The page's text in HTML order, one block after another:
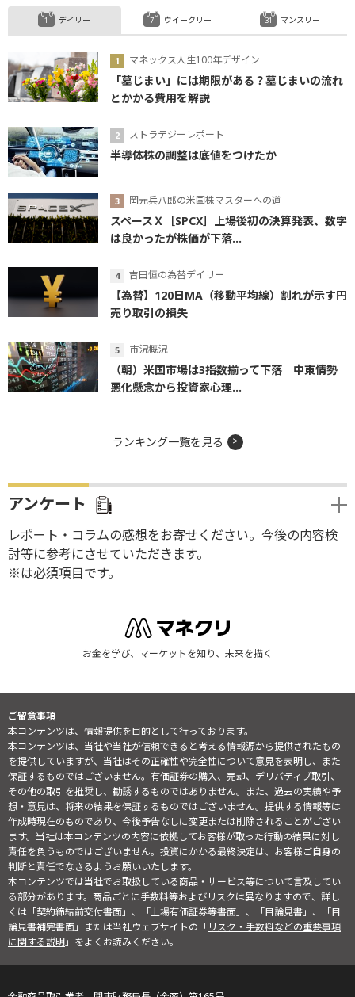
デイリー
マネックス人生100年デザイン
「墓じまい」には期限がある？墓じまいの流れ
とかかる費用を解説
ストラテジーレポート
半導体株の調整は底値をつけたか
岡元兵八郎の米国株マスターへの道
スペースＸ［SPCX］上場後初の決算発表、数字
は良かったが株価が下落...
吉田恒の為替デイリー
【為替】120日MA（移動平均線）割れが示す円
売り取引の損失
市況概況
（朝）米国市場は3指数揃って下落 中東情勢
悪化懸念から投資家心理...
ウイークリー マンスリー
ランキング一覧を見る
アンケート
レポート・コラムの感想をお寄せください。今後の内容検
討等に参考にさせていただきます。
※は必須項目です。
お金を学び、マーケットを知り、未来を描く
ご留意事項
本コンテンツは、情報提供を目的として行っております。
本コンテンツは、当社や当社が信頼できると考える情報源から提供されたもの
を提供していますが、当社はその正確性や完全性について意見を表明し、また
保証するものではございません。有価証券の購入、売却、デリバティブ取引、
その他の取引を推奨し、勧誘するものではありません。また、過去の実績や予
想・意見は、将来の結果を保証するものではございません。提供する情報等は
作成時現在のものであり、今後予告なしに変更または削除されることがござい
ます。当社は本コンテンツの内容に依拠してお客様が取った行動の結果に対し
責任を負うものではございません。投資にかかる最終決定は、お客様ご自身の
判断と責任でなさるようお願いいたします。
本コンテンツでは当社でお取扱している商品・サービス等について言及してい
る部分があります。商品ごとに手数料等およびリスクは異なりますので、詳し
くは「契約締結前交付書面」、「上場有価証券等書面」、「目論見書」、「目
論見書補完書面」または当社ウェブサイトの「リスク・手数料などの重要事項
に関する説明」をよくお読みください。